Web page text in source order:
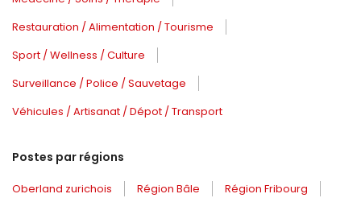
Restauration / Alimentation / Tourisme
Sport / Wellness / Culture
Surveillance / Police / Sauvetage
Véhicules / Artisanat / Dépot / Transport
Postes par régions
Oberland zurichois Région Bâle
Région Fribourg